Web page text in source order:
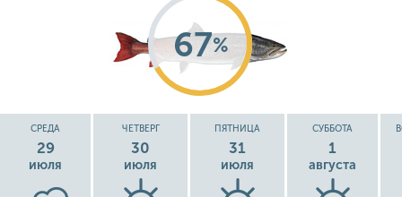
67%
СРЕДА
29
июля
ЧЕТВЕРГ
30
июля
ПЯТНИЦА
31
июля
СУББОТА
1
августа